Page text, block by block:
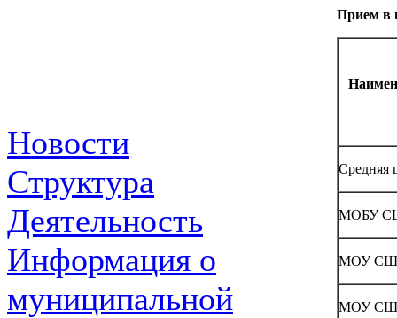
Новости
Структура
Деятельность
Информация о
муниципальной
Прием в
Средняя
МОБУ
МОУ СШ
МОУ